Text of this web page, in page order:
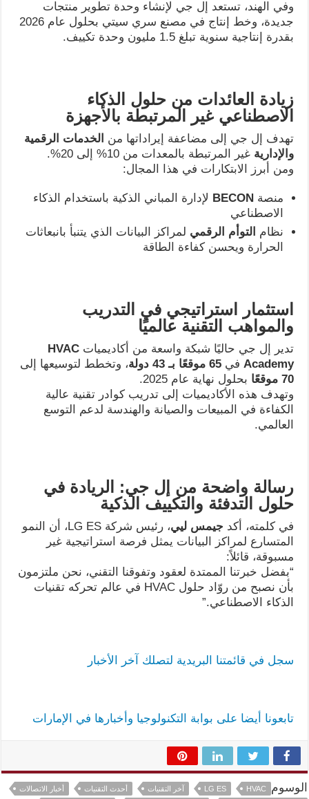
وفي الهند، تستعد إل جي لإنشاء وحدة تطوير منتجات
جديدة، وخط إنتاج في مصنع سري سيتي بحلول عام 2026
بقدرة إنتاجية سنوية تبلغ 1.5 مليون وحدة تكييف.
زيادة العائدات من حلول الذكاء
الاصطناعي غير المرتبطة بالأجهزة
تهدف إل جي إلى مضاعفة إيراداتها من الخدمات الرقمية
والإداريةغير المرتبطة بالمعدات من 10% إلى 20%.
ومن أبرز الابتكارات في هذا المجال:
منصة BECONلإدارة المباني الذكية باستخدام الذكاء
الاصطناعي
نظام التوأم الرقميلمراكز البيانات الذي يتنبأ بانبعاثات
الحرارة ويحسن كفاءة الطاقة
استثمار استراتيجي في التدريب
والمواهب التقنية عالميًا
تدير إل جي حاليًا شبكة واسعة من أكاديميات HVAC
Academyفي 65 موقعًا بـ 43 دولة
، وتخطط لتوسيعها إلى
70 موقعًابحلول نهاية عام 2025.
وتهدف هذه الأكاديميات إلى تدريب كوادر تقنية عالية
الكفاءة في المبيعات والصيانة والهندسة لدعم التوسع
العالمي.
رسالة واضحة من إل جي: الريادة في
حلول التدفئة والتكييف الذكية
في كلمته، أكد جيمس ليي
، رئيس شركة LG ES، أن النمو
المتسارع لمراكز البيانات يمثل فرصة استراتيجية غير
مسبوقة، قائلاً:
“بفضل خبرتنا الممتدة لعقود وتفوقنا التقني، نحن ملتزمون
بأن نصبح من روّاد حلول HVAC في عالم تحركه تقنيات
الذكاء الاصطناعي.”
سجل في قائمتنا البريدية لتصلك آخر الأخبار
تابعونا أيضا على بوابة التكنولوجيا وأخبارها في الإمارات
الوسوم HVAC
LG ES آخر التقنيات أحدث التقنيات
أخبار الاتصالات